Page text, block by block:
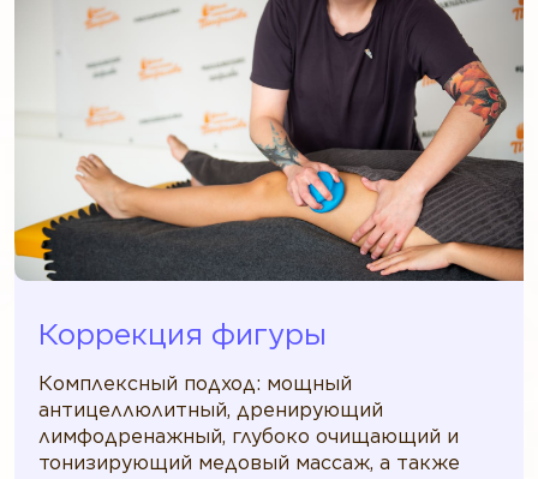
Коррекция фигуры
Комплексный подход: мощный
антицеллюлитный, дренирующий
лимфодренажный, глубоко очищающий и
тонизирующий медовый массаж, а также